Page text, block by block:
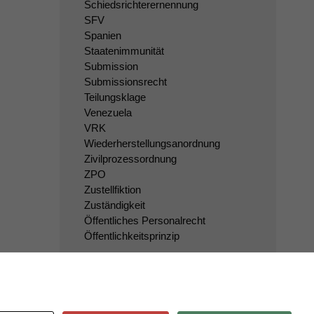
Schiedsrichterernennung
SFV
Spanien
Staatenimmunität
Submission
Submissionsrecht
Teilungsklage
Venezuela
VRK
Wiederherstellungsanordnung
Zivilprozessordnung
ZPO
Zustellfiktion
Zuständigkeit
Öffentliches Personalrecht
Öffentlichkeitsprinzip